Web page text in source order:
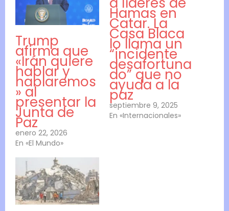
Trump
afirma que
«Irán quiere
hablar y
hablaremos
» al
presentar la
Junta de
Paz
enero 22, 2026
En «El Mundo»
Hamas en
Catar. La
Casa Blaca
lo llama un
“incidente
desafortuna
do” que no
ayuda a la
paz
septiembre 9, 2025
En «Internacionales»